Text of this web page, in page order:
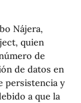
Nájera,
quien
de
de datos en
persistencia y
a que la